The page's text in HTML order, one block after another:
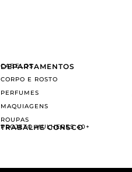
DEPARTAMENTOS
CABELOS
CORPO E ROSTO
PERFUMES
MAQUIAGENS
ROUPAS
TRABALHE CONSCO
PROJETO MULHERES 40+